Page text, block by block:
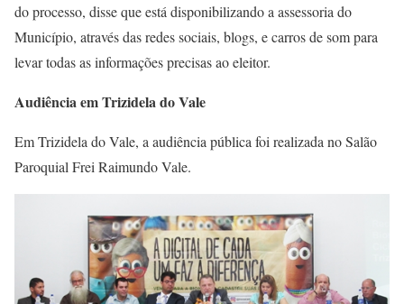
do processo, disse que está disponibilizando a assessoria do
Município, através das redes sociais, blogs, e carros de som para
levar todas as informações precisas ao eleitor.
Audiência em Trizidela do Vale
Em Trizidela do Vale, a audiência pública foi realizada no Salão
Paroquial Frei Raimundo Vale.